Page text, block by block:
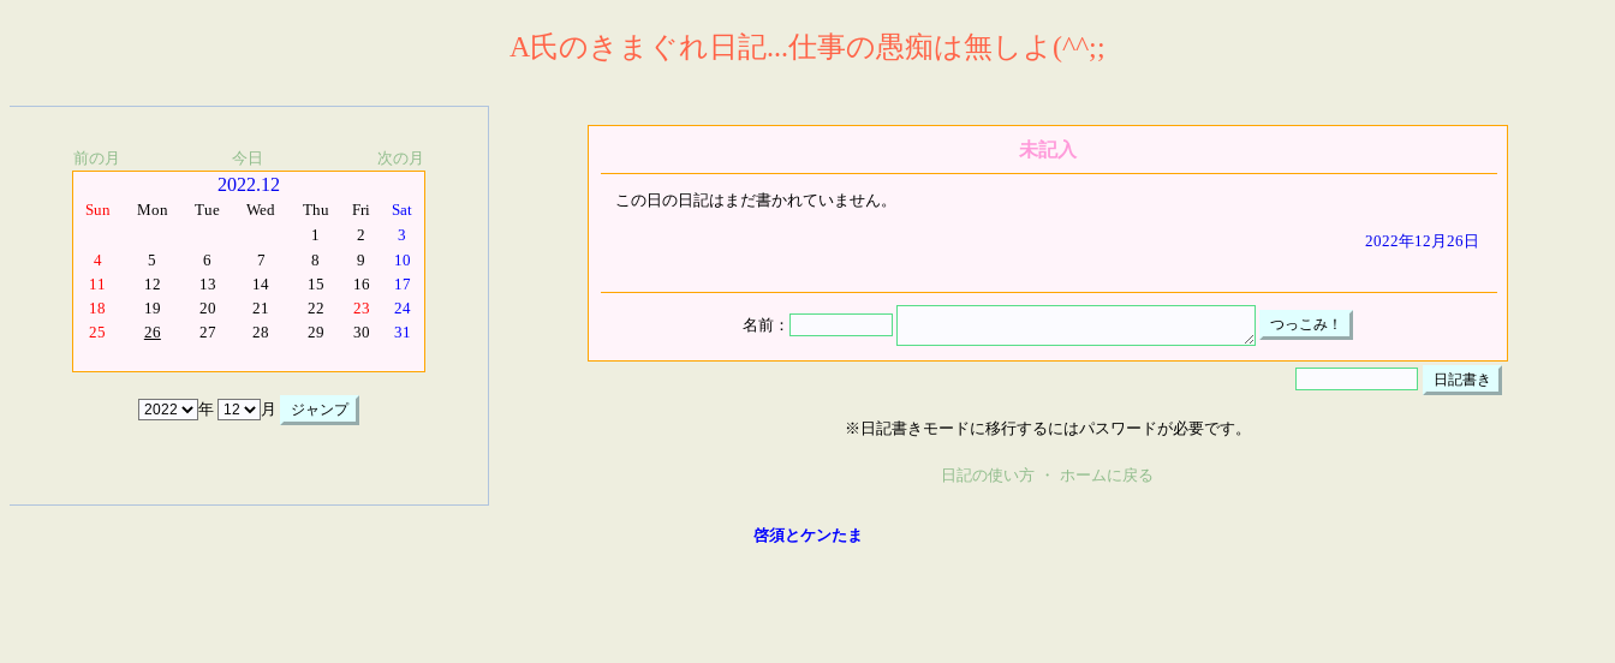
A氏のきまぐれ日記...仕事の愚痴は無しよ(^^;;
前の月 今日 次の月
2022.12
Sun Mon Tue Wed Thu Fri
Sat
1
2
3
4
5 6 7 8 9
10
11
12 13 14 15 16
17
18
19 20 21 22 23
24
25
26 27 28 29 30 31
年 月
未記入
この日の日記はまだ書かれていません。
2022年12月26日
名前：
※日記書きモードに移行するにはパスワードが必要です。
日記の使い方 ・ ホームに戻る
啓須とケンたま